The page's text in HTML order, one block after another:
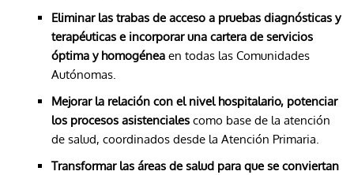
Eliminar las trabas de acceso a pruebas diagnósticas y
terapéuticas e incorporar una cartera de servicios
óptima y homogénea en todas las Comunidades
Autónomas.
Mejorar la relación con el nivel hospitalario, potenciar
los procesos asistenciales como base de la atención
de salud, coordinados desde la Atención Primaria.
Transformar las áreas de salud para que se conviertan